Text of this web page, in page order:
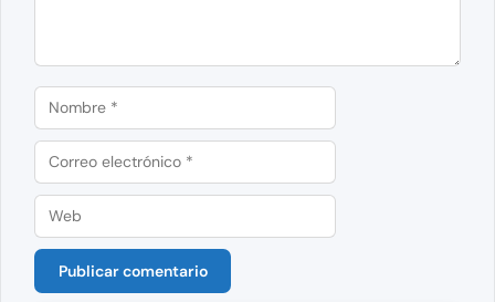
Nombre
Correo
electrónico
Web